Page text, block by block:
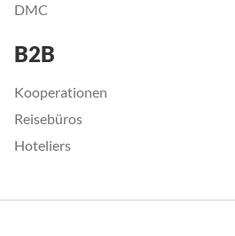
DMC
B2B
Kooperationen
Reisebüros
Hoteliers